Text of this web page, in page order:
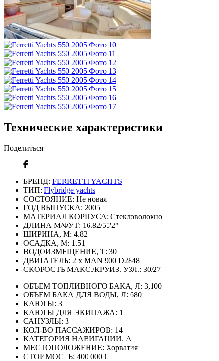
Технические характеристики
Поделиться:
БРЕНД: FERRETTI YACHTS
ТИП: Flybridge yachts
СОСТОЯНИЕ: Не новая
ГОД ВЫПУСКА: 2005
МАТЕРИАЛ КОРПУСА: Стекловолокно
ДЛИНА М/ФУТ: 16.82/55'2"
ШИРИНА, М: 4.82
ОСАДКА, М: 1.51
ВОДОИЗМЕЩЕНИЕ, Т: 30
ДВИГАТЕЛЬ: 2 x MAN 900 D2848
СКОРОСТЬ МАКС./КРУИЗ. УЗЛ.: 30/27
ОБЪЕМ ТОПЛИВНОГО БАКА, Л: 3,100
ОБЪЕМ БАКА ДЛЯ ВОДЫ, Л: 680
КАЮТЫ: 3
КАЮТЫ ДЛЯ ЭКИПАЖА: 1
САНУЗЛЫ: 3
КОЛ-ВО ПАССАЖИРОВ: 14
КАТЕГОРИЯ НАВИГАЦИИ: A
МЕСТОПОЛОЖЕНИЕ: Хорватия
СТОИМОСТЬ: 400 000 €